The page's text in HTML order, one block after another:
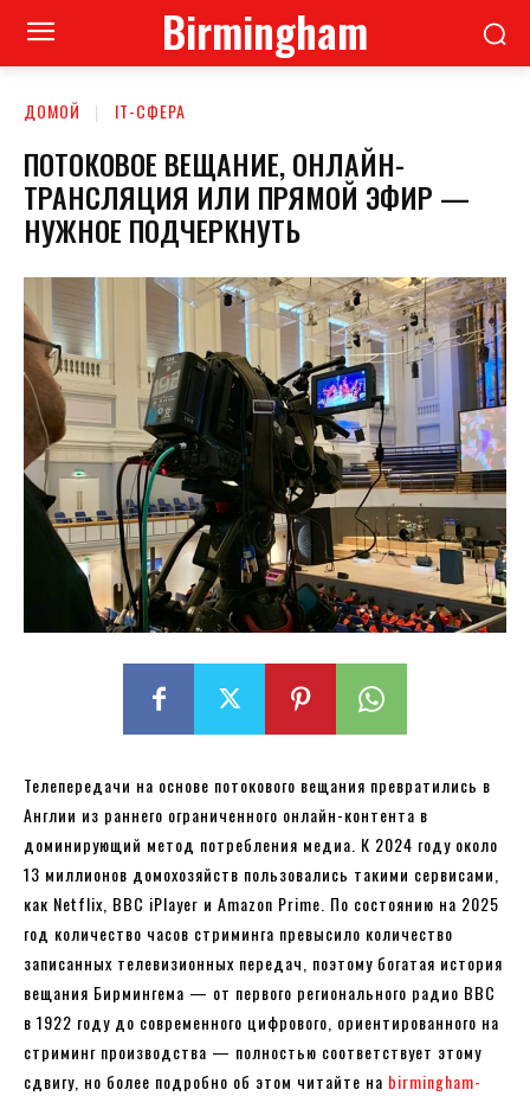
Birmingham
ДОМОЙ ІТ-СФЕРА
ПОТОКОВОЕ ВЕЩАНИЕ, ОНЛАЙН-
ТРАНСЛЯЦИЯ ИЛИ ПРЯМОЙ ЭФИР —
НУЖНОЕ ПОДЧЕРКНУТЬ
Телепередачи на основе потокового вещания превратились в
Англии из раннего ограниченного онлайн-контента в
доминирующий метод потребления медиа. К 2024 году около
13 миллионов домохозяйств пользовались такими сервисами,
как Netflix, BBC iPlayer и Amazon Prime. По состоянию на 2025
год количество часов стриминга превысило количество
записанных телевизионных передач, поэтому богатая история
вещания Бирмингема — от первого регионального радио BBC
в 1922 году до современного цифрового, ориентированного на
стриминг производства — полностью соответствует этому
сдвигу, но более подробно об этом читайте на birmingham-